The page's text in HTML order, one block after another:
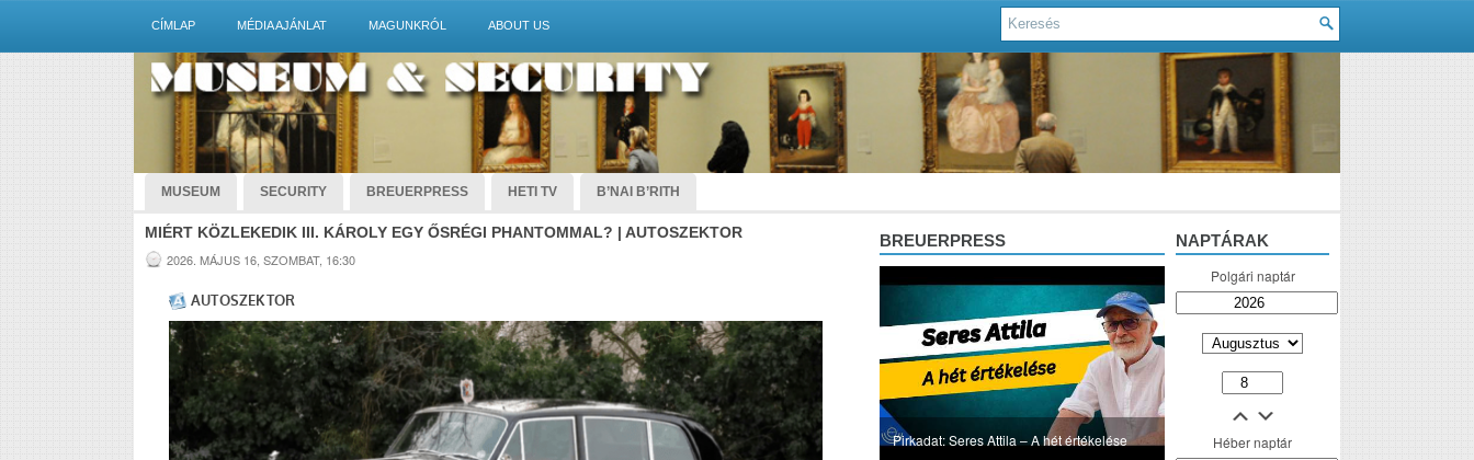
CÍMLAP MÉDIA AJÁNLAT MAGUNKRÓL ABOUT US
MUSEUM SECURITY BREUERPRESS HETI TV B’NAI B’RITH
MIÉRT KÖZLEKEDIK III. KÁROLY EGY ŐSRÉGI PHANTOMMAL? | AUTOSZEKTOR
2026. MÁJUS 16, SZOMBAT, 16:30
BREUERPRESS
Pirkadat: Seres Attila – A hét értékelése
NAPTÁRAK
Polgári naptár
Héber naptár